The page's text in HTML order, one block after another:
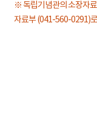
※ 독립기념관의 소장자
자료부 (041-560-0291)